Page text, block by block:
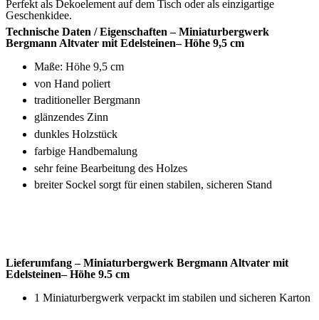
Erzgebirges hergestellt wird
Perfekt als Dekoelement auf dem Tisch oder als einzigartige
Geschenkidee.
Technische Daten / Eigenschaften –
BergmannAltvatermitEdelsteinen
Maße: Höhe9,5cm
von Hand poliert
traditioneller Bergmann
glänzendes Zinn
dunkles Holzstück
farbige Handbemalung
Lieferumfang – Miniaturbergwerk Bergmann Altvater
mit
Edelsteinen– Höhe9.5cm